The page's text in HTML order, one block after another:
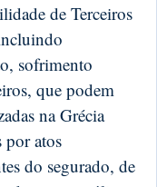
de Terceiros
sofrimento
que podem
na Grécia
​​por atos
do segurado, de